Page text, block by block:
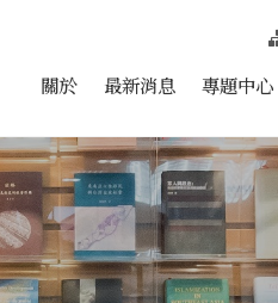
跳至中央區塊/Main Content
關於 最新消息 專題中心